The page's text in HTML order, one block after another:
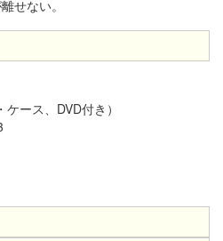
せない。
ース、DVD付き）